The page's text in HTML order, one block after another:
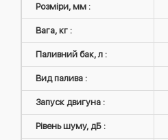
Розміри, мм :
Вага, кг :
Паливний бак, л :
Вид палива :
Запуск двигуна :
Рівень шуму, дБ :